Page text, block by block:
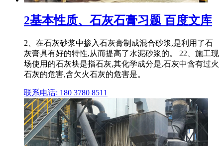
2基本性质、石灰石膏习题 百度文库
2、在石灰砂浆中掺入石灰膏制成混合砂浆,是利用了石
灰膏具有好的特性,从而提高了水泥砂浆的。 22、施工现
场使用的石灰块是指石灰,其化学成分是,石灰中含有过火
石灰的危害,含欠火石灰的危害是。
联系电话: 180 3780 8511